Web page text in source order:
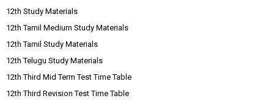
12th Study Materials
12th Tamil Medium Study Materials
12th Tamil Study Materials
12th Telugu Study Materials
12th Third Mid Term Test Time Table
12th Third Revision Test Time Table